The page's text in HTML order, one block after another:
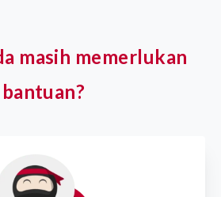
masih memerlukan
bantuan?